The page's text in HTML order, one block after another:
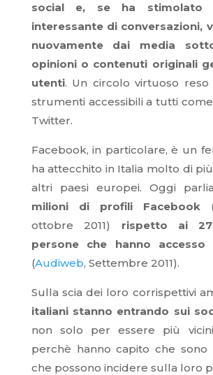
social e, se ha stimolato
interessante di conversazioni,
nuovamente dai media
opinioni o contenuti originali
utenti. Un circolo virtuoso reso
strumenti accessibili a tutti
Twitter.
Facebook, in particolare, è un
ha attecchito in Italia molto di
altri paesi europei. Oggi
milioni di profili Facebook
ottobre 2011) rispetto ai
persone che hanno
(Audiweb, Settembre 2011).
Sulla scia dei loro corrispettivi
italiani stanno entrando sui
non solo per essere più
perchè hanno capito che sono
che possono incidere sulla loro